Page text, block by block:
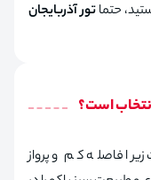
حتماتور آذربایجان
فاصله کم و پرواز